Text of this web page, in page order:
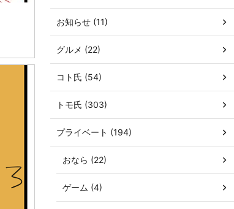
お知らせ (11)
グルメ (22)
コト氏 (54)
トモ氏 (303)
プライベート (194)
おなら (22)
ゲーム (4)